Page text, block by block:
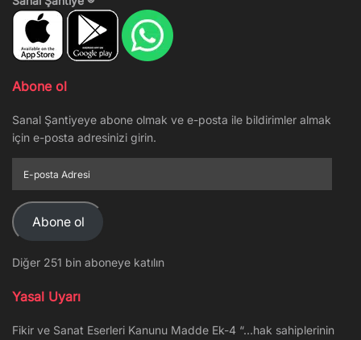
Abone ol
Sanal Şantiyeye abone olmak ve e-posta ile bildirimler almak
için e-posta adresinizi girin.
posta
Adresi
Abone ol
Diğer 251 bin aboneye katılın
Yasal Uyarı
Fikir ve Sanat Eserleri Kanunu Madde Ek-4 “…hak sahiplerinin